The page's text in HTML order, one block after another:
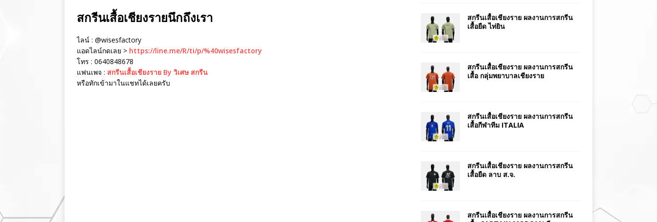
สกรีนเสื้อเชียงรายนึกถึงเรา
ไลน์ : @wisesfactory
แอดไลน์กดเลย > https://line.me/R/ti/p/%40wisesfactory
โทร : 0640848678
แฟนเพจ : สกรีนเสื้อเชียงราย By วิเศษ สกรีน
หรือทักเข้ามาในแชทได้เลยครับ
สกรีนเสื้อเชียงราย ผลงานการสกรีน
เสื้อยืด ไท่ยิน
สกรีนเสื้อเชียงราย ผลงานการสกรีน
เสื้อ กลุ่มพยาบาลเชียงราย
สกรีนเสื้อเชียงราย ผลงานการสกรีน
เสื้อกีฬาทีม ITALIA
สกรีนเสื้อเชียงราย ผลงานการสกรีน
เสื้อยืด ลาบ ส.จ.
สกรีนเสื้อเชียงราย ผลงานการสกรีน